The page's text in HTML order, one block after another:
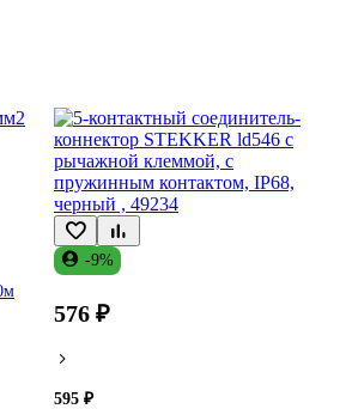
-9%
576 ₽
595 ₽